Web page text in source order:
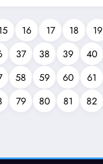
16 17 18 19
37 38 39 40
58 59 60 61
79 80 81 82